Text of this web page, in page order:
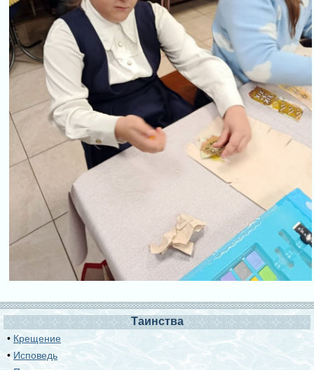
Таинства
• Крещение
• Исповедь